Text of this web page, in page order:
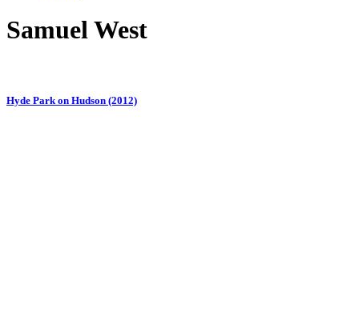
Samuel West
Hyde Park on Hudson (2012)